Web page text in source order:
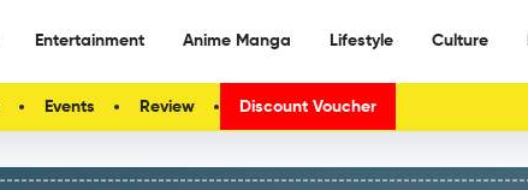
Entertainment Anime Manga Lifestyle Culture
Events Review Discount Voucher